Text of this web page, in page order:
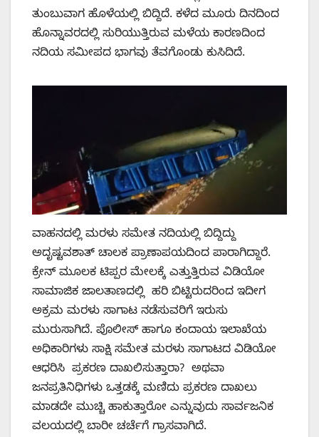
ತುಂಬುವಾಗ ಹೊಳೆಯಲ್ಲಿ ಬಿದ್ದಿದೆ. ಕಳೆದ ಮೂರು ದಿನದಿಂದ
ಹೊನ್ನಾವರದಲ್ಲಿ ಸುರಿಯುತ್ತಿರುವ ಮಳೆಯ ಕಾರಣದಿಂದ
ನದಿಯ ಸಮೀಪದ ಭಾಗವು ತೆವಗೊಂಡು ಕುಸಿದಿದೆ.
ವಾಹನದಲ್ಲಿ ಮರಳು ಸಮೇತ ನದಿಯಲ್ಲಿ ಬಿದ್ದಿದ್ದು
ಅದೃಷ್ಟವಶಾತ್ ಚಾಲಕ ಪ್ರಾಣಾಪಯದಿಂದ ಪಾರಾಗಿದ್ದಾರೆ.
ಕ್ರೇನ್ ಮೂಲಕ ಟಿಪ್ಪರ ಮೇಲಕ್ಕೆ ಎತ್ತುತ್ತಿರುವ ವಿಡಿಯೋ
ಸಾಮಾಜಿಕ ಜಾಲತಾಣದಲ್ಲಿ ಹರಿ ಬಿಟ್ಟಿರುದರಿಂದ ಇದೀಗ
ಅಕ್ರಮ ಮರಳು ಸಾಗಾಟ ನಡೆಸುವರಿಗೆ ಇರುಸು
ಮುರುಸಾಗಿದೆ. ಪೊಲೀಸ್ ಹಾಗೂ ಕಂದಾಯ ಇಲಾಖೆಯ
ಅಧಿಕಾರಿಗಳು ಸಾಕ್ಷಿ ಸಮೇತ ಮರಳು ಸಾಗಾಟದ ವಿಡಿಯೋ
ಆಧರಿಸಿ ಪ್ರಕರಣ ದಾಖಲಿಸುತ್ತಾರಾ? ಅಥವಾ
ಜನಪ್ರತಿನಿಧಿಗಳು ಒತ್ತಡಕ್ಕೆ ಮಣಿದು ಪ್ರಕರಣ ದಾಖಲು
ಮಾಡದೇ ಮುಚ್ಚಿ ಹಾಕುತ್ತಾರೋ ಎನ್ನುವುದು ಸಾರ್ವಜನಿಕ
ವಲಯದಲ್ಲಿ ಬಾರೀ ಚರ್ಚೆಗೆ ಗ್ರಾಸವಾಗಿದೆ.